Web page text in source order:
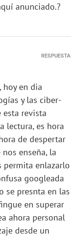
anunciado.?
hoy en dia
y las ciber-
revista
lectura, es hora
de despertar
enseña, la
permita enlazarlo
googleada
se presnta en las
en superar
ahora personal
desde un
RESPUESTA